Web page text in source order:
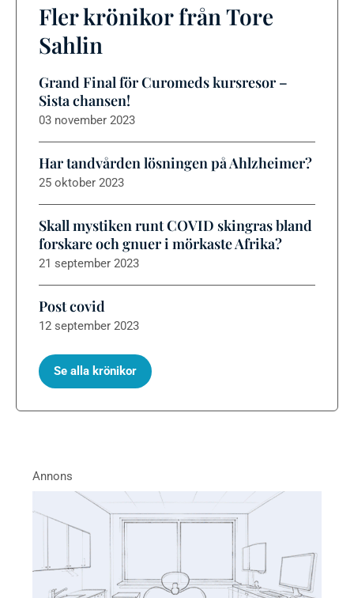
Fler krönikor från Tore
Sahlin
Grand Final för Curomeds kursresor –
Sista chansen!
03 november 2023
Har tandvården lösningen på Ahlzheimer?
25 oktober 2023
Skall mystiken runt COVID skingras bland
forskare och gnuer i mörkaste Afrika?
21 september 2023
Post covid
12 september 2023
Se alla krönikor